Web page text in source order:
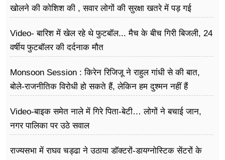
खोलने की कोशिश की , सवार लोगों की सुरक्षा खतरे में पड़ गई
Video- बारिश में खेल रहे थे फुटबॉल... मैच के बीच गिरी बिजली, 24
वर्षीय फुटबॉलर की दर्दनाक मौत
Monsoon Session : किरेन रिजिजू ने राहुल गांधी से की बात,
बोले-राजनीतिक विरोधी हो सकते हैं, लेकिन हम दुश्मन नहीं हैं
Video-बाइक समेत नाले में गिरे पिता-बेटी… लोगों ने बचाई जान,
नगर पालिका पर उठे सवाल
राज्यसभा में राघव चड्ढा ने उठाया डॉक्टरों-डायग्नोस्टिक सेंटरों के